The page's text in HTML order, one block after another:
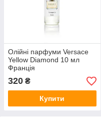
Олійні парфуми Versace
Yellow Diamond 10 мл
Франція
320 ₴
Купити